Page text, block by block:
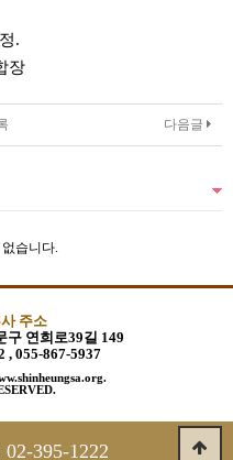
.
장
다음글
습니다.
주소
구 연희로39길 149
, 055-867-5937
02-395-1222